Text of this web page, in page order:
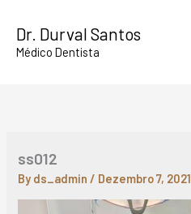
content
Dr. Durval Santos
Médico Dentista
ss012
By ds_admin/ Dezembro 7, 2021